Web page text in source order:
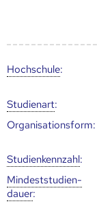
Hoch­schule:
Studienart:
Organisationsform:
Studien­kenn­zahl:
Mindest­studien­
dauer: